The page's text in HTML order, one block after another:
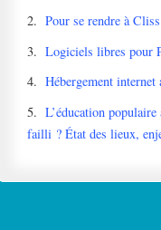
2.Pour se rendre à
3.Logiciels libres pour
4.Hébergement
5.L’éducation
failli ? État des lieux,